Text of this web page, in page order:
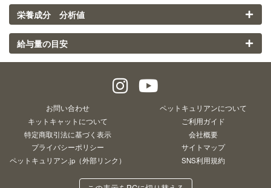
栄養成分 分析値
給与量の目安
お問い合わせ
ペットキュリアンについて
キットキャットについて
ご利用ガイド
特定商取引法に基づく表示
会社概要
プライバシーポリシー
サイトマップ
ペットキュリアン.jp（外部リンク）
SNS利用規約